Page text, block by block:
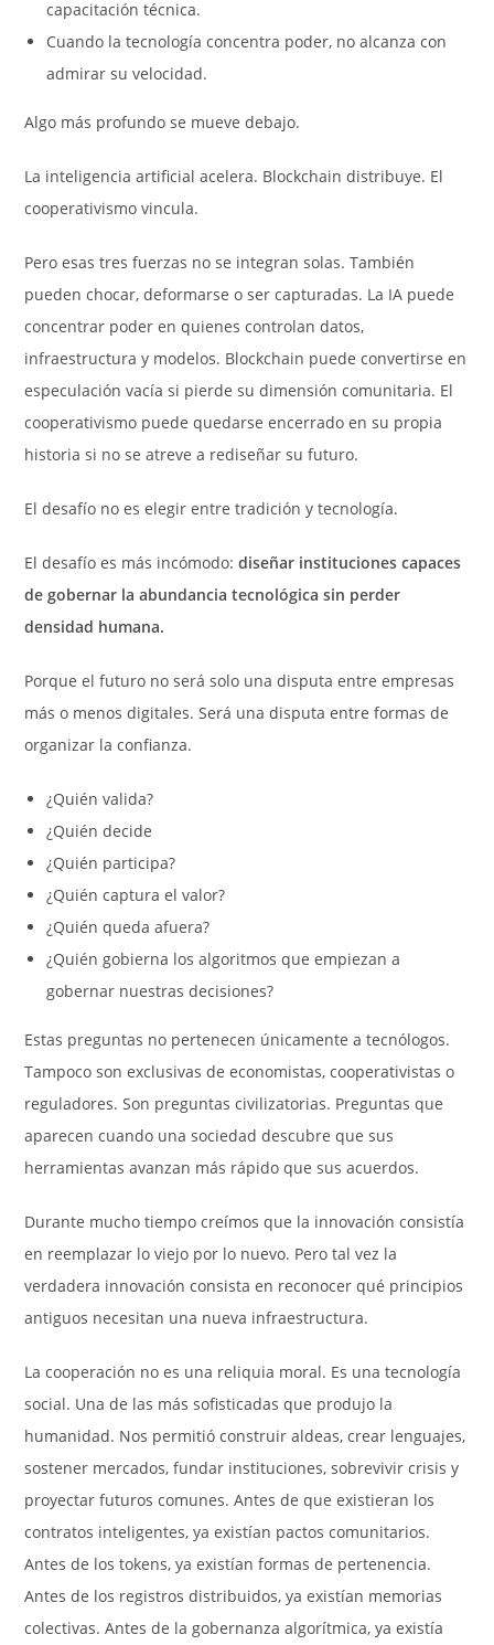
capacitación técnica.
Cuando la tecnología concentra poder, no alcanza con
admirar su velocidad.
Algo más profundo se mueve debajo.
La inteligencia artificial acelera. Blockchain distribuye. El
cooperativismo vincula.
Pero esas tres fuerzas no se integran solas. También
pueden chocar, deformarse o ser capturadas. La IA puede
concentrar poder en quienes controlan datos,
infraestructura y modelos. Blockchain puede convertirse en
especulación vacía si pierde su dimensión comunitaria. El
cooperativismo puede quedarse encerrado en su propia
historia si no se atreve a rediseñar su futuro.
El desafío no es elegir entre tradición y tecnología.
El desafío es más incómodo:diseñar instituciones capaces
de gobernar la abundancia tecnológica sin perder
densidad humana.
Porque el futuro no será solo una disputa entre empresas
más o menos digitales. Será una disputa entre formas de
organizar la confianza.
¿Quién valida?
¿Quién decide
¿Quién participa?
¿Quién captura el valor?
¿Quién queda afuera?
¿Quién gobierna los algoritmos que empiezan a
gobernar nuestras decisiones?
Estas preguntas no pertenecen únicamente a tecnólogos.
Tampoco son exclusivas de economistas, cooperativistas o
reguladores. Son preguntas civilizatorias. Preguntas que
aparecen cuando una sociedad descubre que sus
herramientas avanzan más rápido que sus acuerdos.
Durante mucho tiempo creímos que la innovación consistía
en reemplazar lo viejo por lo nuevo. Pero tal vez la
verdadera innovación consista en reconocer qué principios
antiguos necesitan una nueva infraestructura.
La cooperación no es una reliquia moral. Es una tecnología
social. Una de las más sofisticadas que produjo la
humanidad. Nos permitió construir aldeas, crear lenguajes,
sostener mercados, fundar instituciones, sobrevivir crisis y
proyectar futuros comunes. Antes de que existieran los
contratos inteligentes, ya existían pactos comunitarios.
Antes de los tokens, ya existían formas de pertenencia.
Antes de los registros distribuidos, ya existían memorias
colectivas. Antes de la gobernanza algorítmica, ya existía